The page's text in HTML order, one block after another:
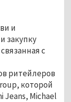
и
закупку
с
ритейлеров
которой
Jeans, Michael